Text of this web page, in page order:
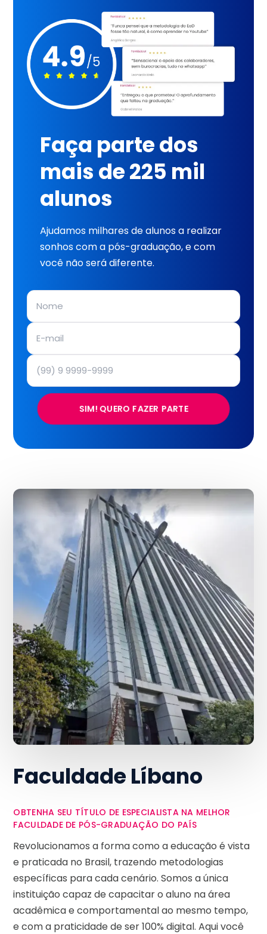
Faça parte dos
mais de 225 mil
alunos
Ajudamos milhares de alunos a realizar
sonhos com a pós-graduação, e com
você não será diferente.
SIM! QUERO FAZER PARTE
Faculdade Líbano
OBTENHA SEU TÍTULO DE ESPECIALISTA NA MELHOR
FACULDADE DE PÓS-GRADUAÇÃO DO PAÍS
Revolucionamos a forma como a educação é vista
e praticada no Brasil, trazendo metodologias
específicas para cada cenário. Somos a única
instituição capaz de capacitar o aluno na área
acadêmica e comportamental ao mesmo tempo,
e com a praticidade de ser 100% digital. Aqui você